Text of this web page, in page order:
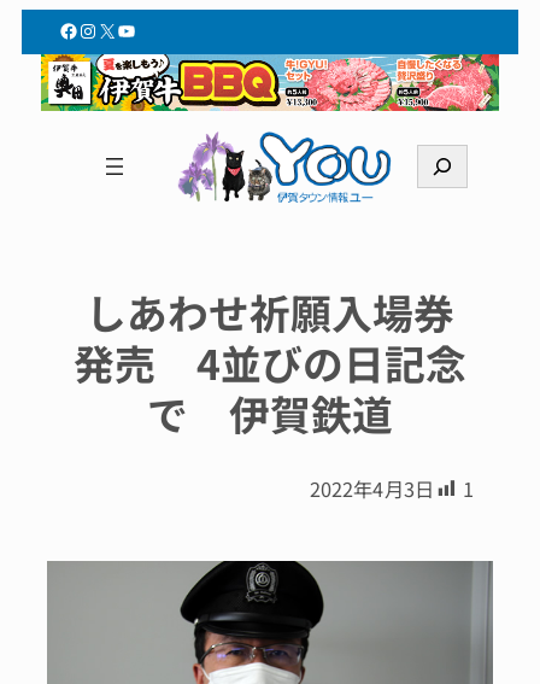
Facebook
Instagram
X YouTube
索
しあわせ祈願入場券
発売 4並びの日記念
で 伊賀鉄道
2022年4月3日 1